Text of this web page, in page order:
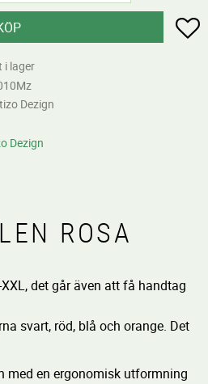
i lager
Dezign
Dezign
ROSA
det går även att få handtag
svart, röd, blå och orange. Det
med en ergonomisk utformning